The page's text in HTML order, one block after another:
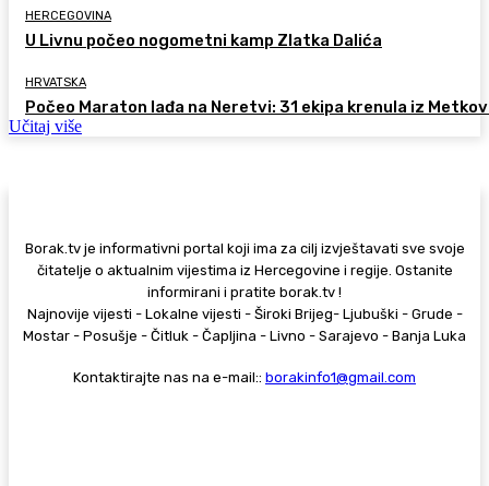
HERCEGOVINA
U Livnu počeo nogometni kamp Zlatka Dalića
HRVATSKA
Počeo Maraton lađa na Neretvi: 31 ekipa krenula iz
Učitaj više
Borak.tv je informativni portal koji ima za cilj izvještavati sve svoje
čitatelje o aktualnim vijestima iz Hercegovine i regije. Ostanite
informirani i pratite borak.tv !
Najnovije vijesti - Lokalne vijesti - Široki Brijeg- Ljubuški - Grude -
Mostar - Posušje - Čitluk - Čapljina - Livno - Sarajevo - Banja Luka
Kontaktirajte nas na e-mail:: borakinfo1@gmail.com